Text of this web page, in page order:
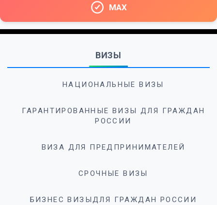
MAX
ВИЗЫ
НАЦИОНАЛЬНЫЕ ВИЗЫ
ГАРАНТИРОВАННЫЕ ВИЗЫ ДЛЯ ГРАЖДАН
РОССИИ
ВИЗА ДЛЯ ПРЕДПРИНИМАТЕЛЕЙ
СРОЧНЫЕ ВИЗЫ
БИЗНЕС ВИЗЫДЛЯ ГРАЖДАН РОССИИ